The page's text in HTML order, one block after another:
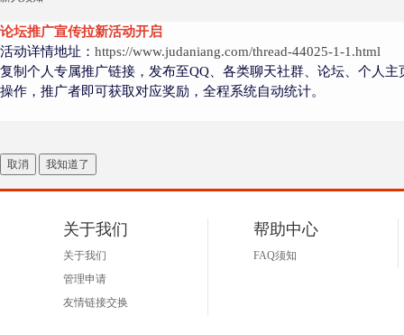
论坛推广宣传拉新活动开启
活动详情地址： https://www.judaniang.com/thread-44025-1-1.html
复制个人专属推广链接，发布至QQ、各类聊天社群、论坛、个人
操作，推广者即可获取对应奖励，全程系统自动统计。
取消 我知道了
关于我们
关于我们
管理申请
友情链接交换
帮助中心
FAQ须知